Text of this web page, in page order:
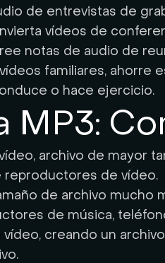
de entrevistas de
vídeos de
notas de audio de
familiares, ahorre
o hace ejercicio.
MP3:
archivo de mayor
reproductores de vídeo.
de archivo mucho
de música,
creando un